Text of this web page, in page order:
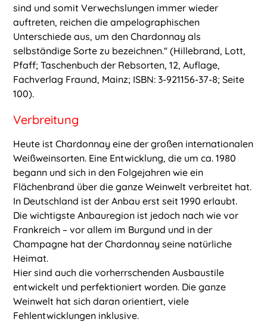
sind und somit Verwechslungen immer wieder
auftreten, reichen die ampelographischen
Unterschiede aus, um den Chardonnay als
selbständige Sorte zu bezeichnen.“ (Hillebrand, Lott,
Pfaff; Taschenbuch der Rebsorten, 12, Auflage,
Fachverlag Fraund, Mainz; ISBN: 3-921156-37-8; Seite
100).
Verbreitung
Heute ist Chardonnay eine der großen internationalen
Weißweinsorten. Eine Entwicklung, die um ca. 1980
begann und sich in den Folgejahren wie ein
Flächenbrand über die ganze Weinwelt verbreitet hat.
In Deutschland ist der Anbau erst seit 1990 erlaubt.
Die wichtigste Anbauregion ist jedoch nach wie vor
Frankreich – vor allem im Burgund und in der
Champagne hat der Chardonnay seine natürliche
Heimat.
Hier sind auch die vorherrschenden Ausbaustile
entwickelt und perfektioniert worden. Die ganze
Weinwelt hat sich daran orientiert, viele
Fehlentwicklungen inklusive.